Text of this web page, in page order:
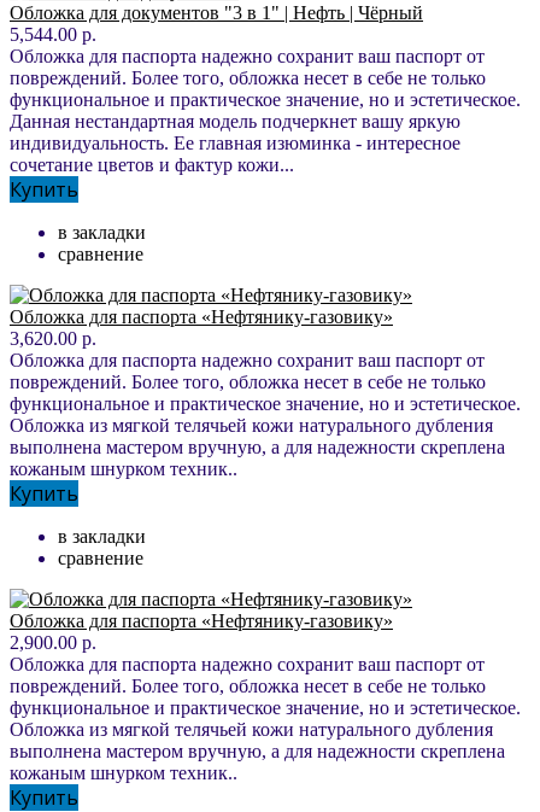
Обложка для документов "3 в 1" | Нефть | Чёрный
5,544.00 р.
Обложка для паспорта надежно сохранит ваш паспорт от
повреждений. Более того, обложка несет в себе не только
функциональное и практическое значение, но и эстетическое.
Данная нестандартная модель подчеркнет вашу яркую
индивидуальность. Ее главная изюминка - интересное
сочетание цветов и фактур кожи...
Купить
в закладки
сравнение
Обложка для паспорта «Нефтянику-газовику»
3,620.00 р.
Обложка для паспорта надежно сохранит ваш паспорт от
повреждений. Более того, обложка несет в себе не только
функциональное и практическое значение, но и эстетическое.
Обложка из мягкой телячьей кожи натурального дубления
выполнена мастером вручную, а для надежности скреплена
кожаным шнурком техник..
Купить
в закладки
сравнение
Обложка для паспорта «Нефтянику-газовику»
2,900.00 р.
Обложка для паспорта надежно сохранит ваш паспорт от
повреждений. Более того, обложка несет в себе не только
функциональное и практическое значение, но и эстетическое.
Обложка из мягкой телячьей кожи натурального дубления
выполнена мастером вручную, а для надежности скреплена
кожаным шнурком техник..
Купить